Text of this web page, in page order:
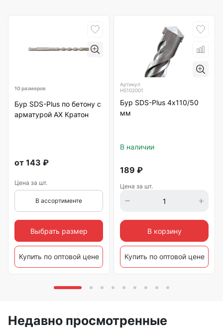
10 размеров
Бур SDS-Plus по бетону с
арматурой АХ Кратон
от 143 ₽
Цена за шт.
В ассортименте
Выбрать размер
Купить по оптовой цене
Артикул
HS102001
Бур SDS-Plus 4х110/50
мм
В наличии
189 ₽
Цена за шт.
В корзину
Купить по оптовой цене
Недавно просмотренные